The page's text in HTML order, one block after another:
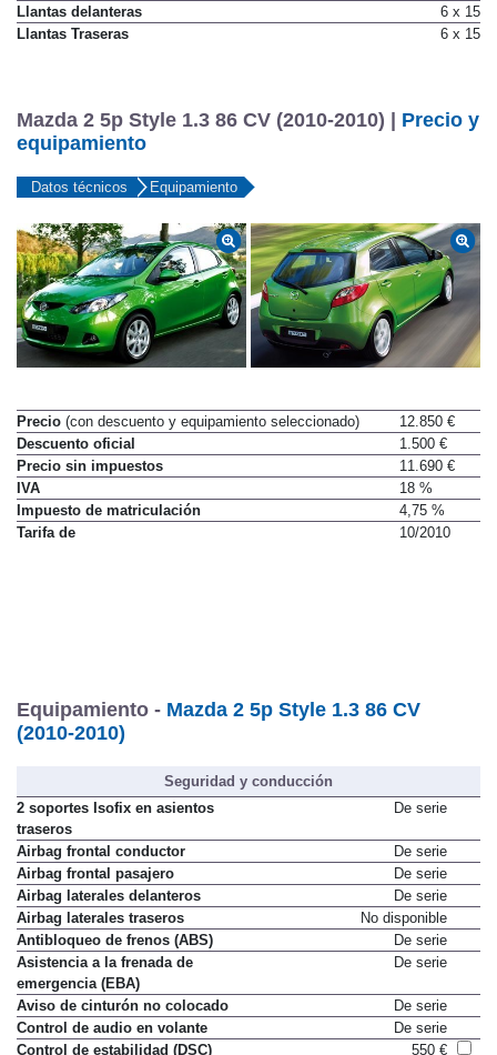
Llantas delanteras
6 x 15
Llantas Traseras
6 x 15
Mazda 2 5p Style 1.3 86 CV (2010-2010) | Precio y
equipamiento
Datos técnicos Equipamiento
Precio (con descuento y equipamiento seleccionado)
12.850 €
Descuento oficial
1.500 €
Precio sin impuestos
11.690 €
IVA
18 %
Impuesto de matriculación
4,75 %
Tarifa de
10/2010
Equipamiento - Mazda 2 5p Style 1.3 86 CV
(2010-2010)
Seguridad y conducción
2 soportes Isofix en asientos
traseros
De serie
Airbag frontal conductor
De serie
Airbag frontal pasajero
De serie
Airbag laterales delanteros
De serie
Airbag laterales traseros
No disponible
Antibloqueo de frenos (ABS)
De serie
Asistencia a la frenada de
emergencia (EBA)
De serie
Aviso de cinturón no colocado
De serie
Control de audio en volante
De serie
Control de estabilidad (DSC)
550 €